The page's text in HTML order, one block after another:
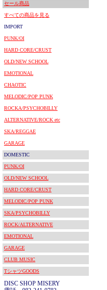
セール商品
すべての商品を見る
IMPORT
PUNK/OI
HARD CORE/CRUST
OLD/NEW SCHOOL
EMOTIONAL
CHAOTIC
MELODIC/POP PUNK
ROCKA/PSYCHOBILLY
ALTERNATIVE/ROCK etc
SKA/REGGAE
GARAGE
DOMESTIC
PUNK/OI
OLD/NEW SCHOOL
HARD CORE/CRUST
MELODIC/POP PUNK
SKA/PSYCHOBILLY
ROCK/ALTERNATIVE
EMOTIONAL
GARAGE
CLUB MUSIC
TシャツGOODS
DISC SHOP MISERY